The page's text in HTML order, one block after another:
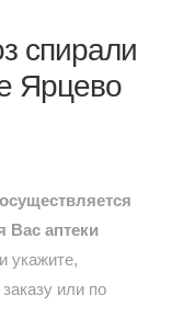
спирали
Ярцево
Вас аптеки
укажите,
или по